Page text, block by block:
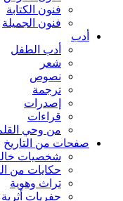
فنون الكتابة
فنون الجميلة
أدب
أدب الطفل
شعر
نصوص
ترجمة
إصدرات
قراءات
من وحي القلم
صفحات من التاريخ
شخصيات خالدة
حكايات من التاريخ
تراث وهوية
حفريات أثرية